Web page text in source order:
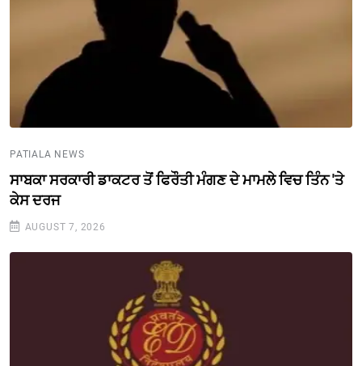
PATIALA NEWS
ਸਾਬਕਾ ਸਰਕਾਰੀ ਡਾਕਟਰ ਤੋਂ ਫਿਰੌਤੀ ਮੰਗਣ ਦੇ ਮਾਮਲੇ ਵਿਚ ਤਿੰਨ 'ਤੇ
ਕੇਸ ਦਰਜ
AUGUST 7, 2026